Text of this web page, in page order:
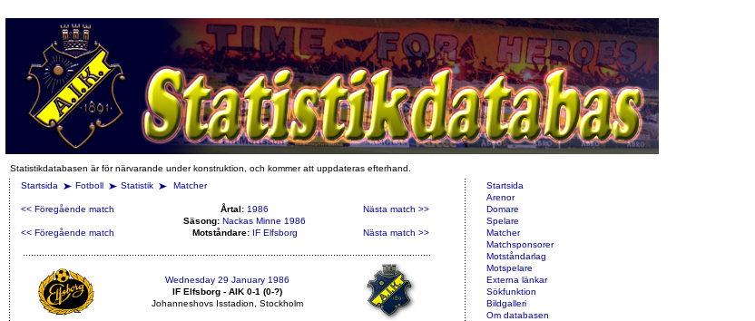
Statistikdatabasen är för närvarande under konstruktion, och kommer att uppdateras efterhand.
Startsida
Fotboll Statistik Matcher
<< Föregående match Årtal: 1986
Nästa match >>
Säsong: Nackas Minne 1986
<< Föregående match
Motståndare: IF Elfsborg Nästa match >>
Wednesday 29 January 1986
IF Elfsborg - AIK 0-1 (0-?)
Johanneshovs Isstadion, Stockholm
Startsida
Arenor
Domare
Spelare
Matcher
Matchsponsorer
Motståndarlag
Motspelare
Externa länkar
Sökfunktion
Bildgalleri
Om databasen